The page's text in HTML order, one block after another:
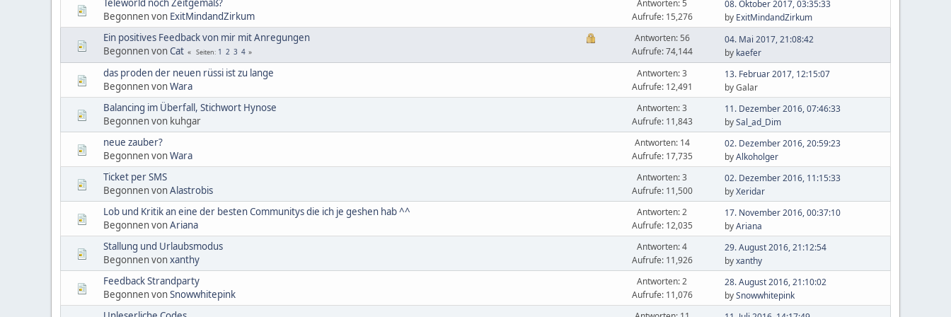
Begonnen von ExitMindandZirkum
Antworten: 5
Aufrufe: 15,276
08. Oktober 2017, 03:35:33
by ExitMindandZirkum
Ein positives Feedback von mir mit Anregungen
Begonnen vonCat Seiten 1 2 3 4
Antworten: 56
Aufrufe: 74,144
04. Mai 2017, 21:08:42
by kaefer
das proden der neuen rüssi ist zu lange
Begonnen vonWara
Antworten: 3
Aufrufe: 12,491
13. Februar 2017, 12:15:07
by Galar
Balancing im Überfall, Stichwort Hynose
Begonnen von kuhgar
Antworten: 3
Aufrufe: 11,843
11. Dezember 2016, 07:46:33
bySal_ad_Dim
neue zauber?
Begonnen vonWara
Antworten: 14
Aufrufe: 17,735
02. Dezember 2016, 20:59:23
byAlkoholger
Ticket per SMS
Begonnen vonAlastrobis
Antworten: 3
Aufrufe: 11,500
02. Dezember 2016, 11:15:33
byXeridar
Lob und Kritik an eine der besten Communitys die ich je geshen hab ^^
Begonnen vonAriana
Antworten: 2
Aufrufe: 12,035
17. November 2016, 00:37:10
byAriana
Stallung und Urlaubsmodus
Begonnen vonxanthy
Antworten: 4
Aufrufe: 11,926
29. August 2016, 21:12:54
byxanthy
Feedback Strandparty
Begonnen vonSnowwhitepink
Antworten: 2
Aufrufe: 11,076
28. August 2016, 21:10:02
bySnowwhitepink